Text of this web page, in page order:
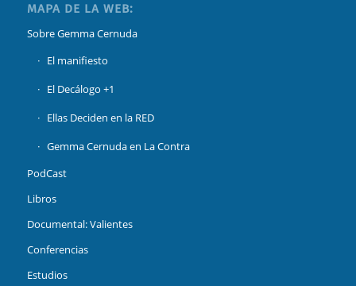
MAPA DE LA WEB:
Sobre Gemma Cernuda
El manifiesto
El Decálogo +1
Ellas Deciden en la RED
Gemma Cernuda en La Contra
PodCast
Libros
Documental: Valientes
Conferencias
Estudios